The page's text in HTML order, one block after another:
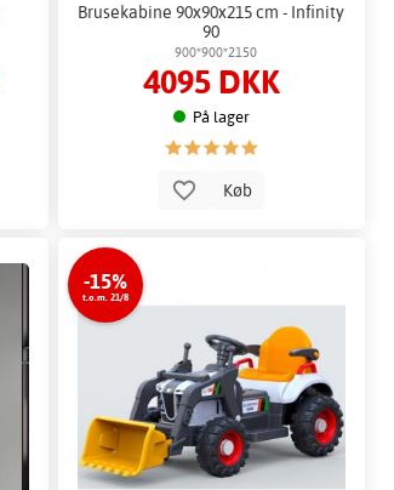
Brusekabine 90x90x215 cm - Infinity
90
900*900*2150
4095 DKK
På lager
Køb
-15%
t.o.m. 21/8